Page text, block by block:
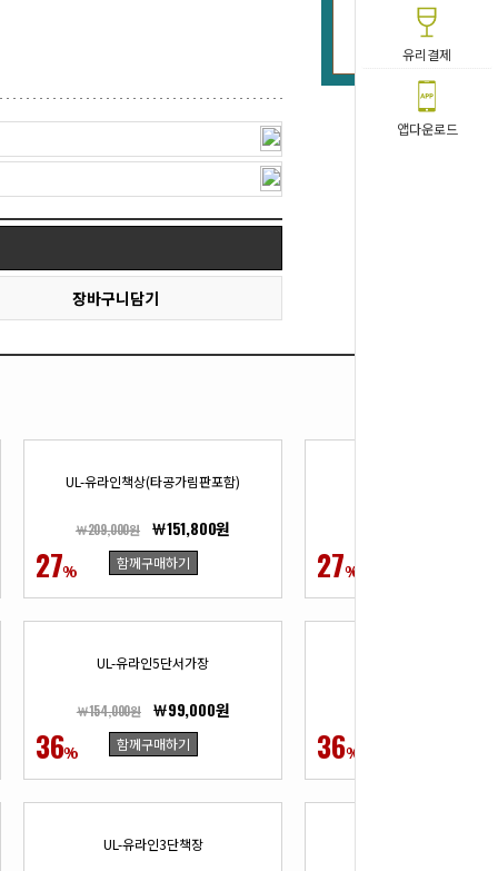
유리결제
앱다운로드
장바구니담기
27%
UL-유라인책상(타공가림판포함)
￦209,000원 ￦151,800원
함께구매하기 27%
36%
UL-유라인5단서가장
￦154,000원 ￦99,000원
함께구매하기 36%
UL-유라인3단책장